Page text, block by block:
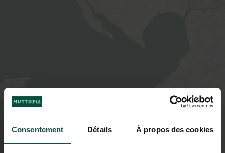
Consentement Détails À propos des cookies